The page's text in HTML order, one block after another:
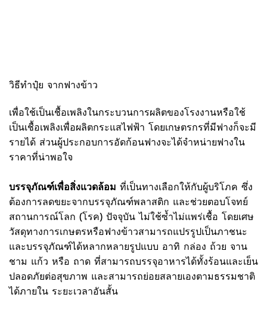
วิธีทำปุ๋ย จากฟางข้าว
เพื่อใช้เป็นเชื้อเพลิงในกระบวนการผลิตของโรงงานหรือใช้
เป็นเชื้อเพลิงเพื่อผลิตกระแสไฟฟ้า โดยเกษตรกรที่มีฟางก็จะมี
รายได้ ส่วนผู้ประกอบการอัดก้อนฟางจะได้จำหน่ายฟางใน
ราคาที่น่าพอใจ
บรรจุภัณฑ์เพื่อสิ่งแวดล้อม ที่เป็นทางเลือกให้กับผู้บริโภค ซึ่ง
ต้องการลดขยะจากบรรจุภัณฑ์พลาสติก และช่วยตอบโจทย์
สถานการณ์โลก (โรค) ปัจจุบัน ไม่ใช้ซ้ำไม่แพร่เชื้อ โดยเศษ
วัสดุทางการเกษตรหรือฟางข้าวสามารถแปรรูปเป็นภาชนะ
และบรรจุภัณฑ์ได้หลากหลายรูปแบบ อาทิ กล่อง ถ้วย จาน
ชาม แก้ว หรือ ถาด ที่สามารถบรรจุอาหารได้ทั้งร้อนและเย็น
ปลอดภัยต่อสุขภาพ และสามารถย่อยสลายเองตามธรรมชาติ
ได้ภายใน ระยะเวลาอันสั้น